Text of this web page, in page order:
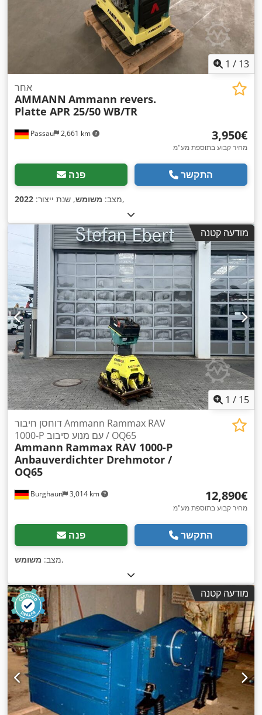
1 / 13
Passau 2,661 km
אחר
AMMANN Ammann revers.
Platte APR 25/50 WB/TR
‏3,950 ‏€
מחיר קבוע בתוספת מע"מ
פנה התקשר
מצב: משומש, שנת ייצור: 2022 ,
מודעה קטנה
1 / 15
Burghaun 3,014 km
דוחסן חיבור Ammann Rammax RAV
1000-P עם מנוע סיבוב / OQ65
Ammann Rammax RAV 1000-P
Anbauverdichter Drehmotor /
OQ65
‏12,890 ‏€
מחיר קבוע בתוספת מע"מ
פנה התקשר
מצב: משומש ,
מודעה קטנה